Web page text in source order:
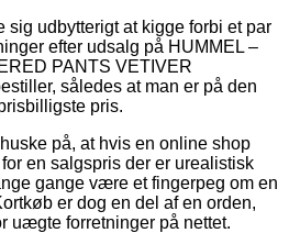
sig udbytterigt at kigge forbi et par
efter udsalg på HUMMEL –
PANTS VETIVER
således at man er på den
pris.
på, at hvis en online shop
en salgspris der er urealistisk
gange være et fingerpeg om en
er dog en del af en orden,
uægte forretninger på nettet.